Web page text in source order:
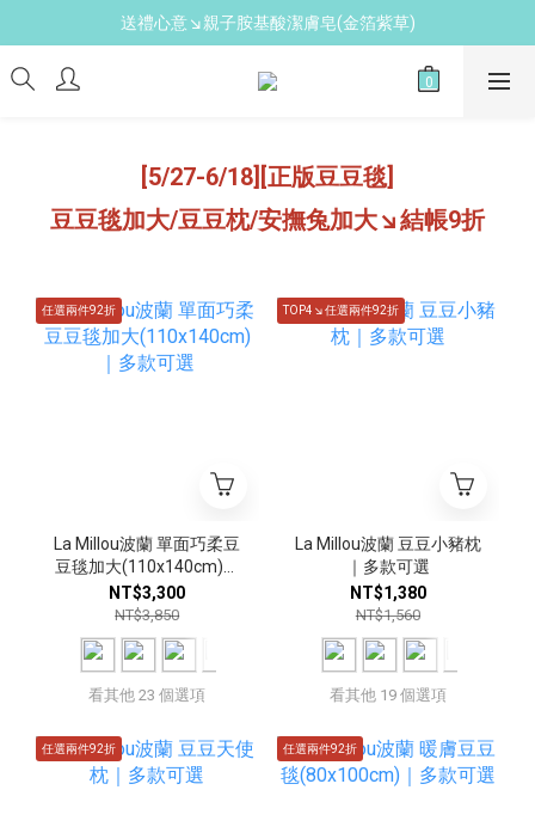
新手爸媽必備↘育兒懶人包
送禮心意↘親子胺基酸潔膚皂(金箔紫草)
新手爸媽必備↘育兒懶人包
[5/27-6/18][正版豆豆毯]
豆豆毯加大/豆豆枕/安撫兔加大↘結帳9折
任選兩件92折
La Millou波蘭 單面巧柔豆
豆毯加大(110x140cm)｜
多款可選
NT$3,300
NT$3,850
看其他 23 個選項
TOP4↘任選兩件92折
La Millou波蘭 豆豆小豬枕
｜多款可選
NT$1,380
NT$1,560
看其他 19 個選項
任選兩件92折 任選兩件92折